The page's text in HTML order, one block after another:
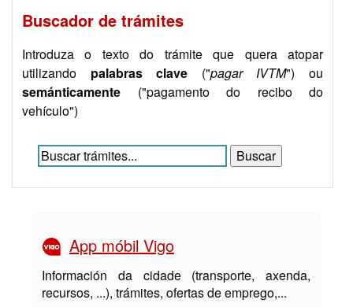
Buscador de trámites
Introduza o texto do trámite que quera atopar
utilizando palabras clave ("pagar IVTM") ou
semánticamente ("pagamento do recibo do
vehículo")
App móbil Vigo
Información da cidade (transporte, axenda,
recursos, ...), trámites, ofertas de emprego,...